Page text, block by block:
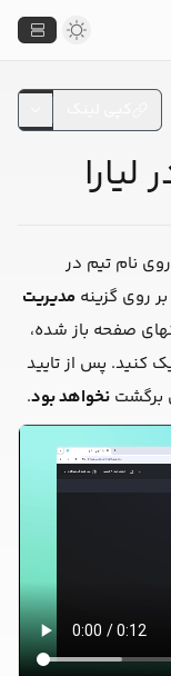
نام تیم در
روی گزینه مدیریت
صفحه باز شده،
کنید. پس از تایید
برگشت نخواهد بود.